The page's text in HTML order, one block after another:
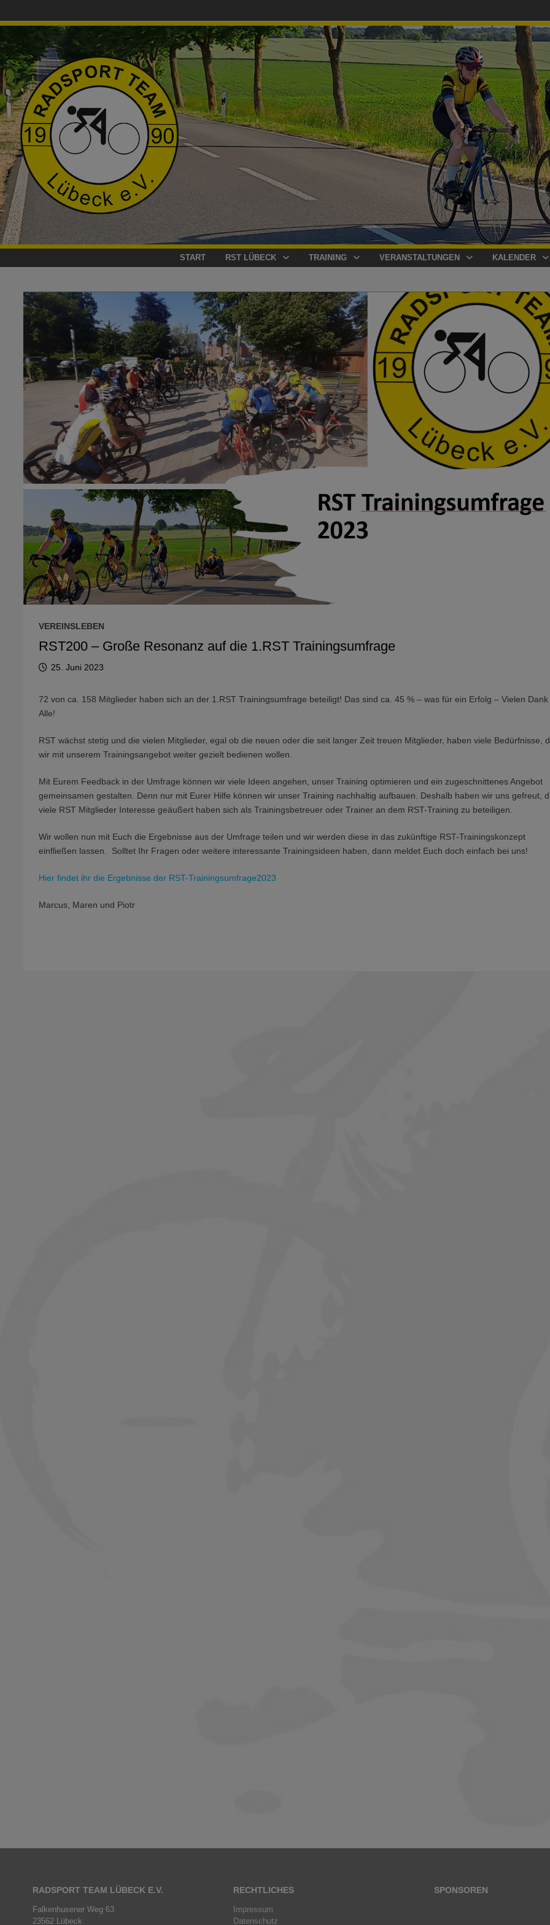
springen
START RST LÜBECK TRAINING VERANSTALTUNGEN KALENDER
VEREINSLEBEN
RST200 – Große Resonanz auf die 1.RST Trainingsumfrage
25. Juni 2023
72 von ca. 158 Mitglieder haben sich an der 1.RST Trainingsumfrage beteiligt! Das sind ca. 45 % – was für ein Erfolg – Vielen Dank
Alle!
RST wächst stetig und die vielen Mitglieder, egal ob die neuen oder die seit langer Zeit treuen Mitglieder, haben viele Bedürfnisse,
wir mit unserem Trainingsangebot weiter gezielt bedienen wollen.
Mit Eurem Feedback in der Umfrage können wir viele Ideen angehen, unser Training optimieren und ein zugeschnittenes Angebot
gemeinsamen gestalten. Denn nur mit Eurer Hilfe können wir unser Training nachhaltig aufbauen. Deshalb haben wir uns gefreut,
viele RST Mitglieder Interesse geäußert haben sich als Trainingsbetreuer oder Trainer an dem RST-Training zu beteiligen.
Wir wollen nun mit Euch die Ergebnisse aus der Umfrage teilen und wir werden diese in das zukünftige RST-Trainingskonzept
einfließen lassen. Solltet Ihr Fragen oder weitere interessante Trainingsideen haben, dann meldet Euch doch einfach bei uns!
Hier findet ihr die Ergebnisse der RST-Trainingsumfrage2023
Marcus, Maren und Piotr
RADSPORT TEAM LÜBECK E.V.
Falkenhusener Weg 63
23562 Lübeck
RECHTLICHES
Impressum
Datenschutz
SPONSOREN